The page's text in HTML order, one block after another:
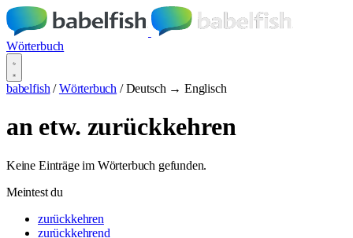
Wörterbuch
babelfish / Wörterbuch / Deutsch → Englisch
an etw. zurückkehren
Keine Einträge im Wörterbuch gefunden.
Meintest du
zurückkehren
zurückkehrend